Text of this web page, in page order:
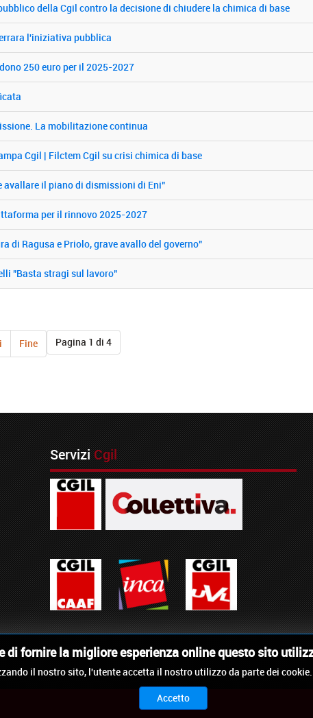
della Cgil contro la decisione di chiudere la chimica di base
l'iniziativa pubblica
250 euro per il 2025-2027
La mobilitazione continua
Cgil | Filctem Cgil su crisi chimica di base
avallare il piano di dismissioni di Eni"
per il rinnovo 2025-2027
di Ragusa e Priolo, grave avallo del governo"
"Basta stragi sul lavoro"
Pagina 1 di 4
Fine
di fornire la migliore esperienza online questo sito
il nostro sito, l'utente accetta il nostro utilizzo da parte dei cookie.
Accetto
ServiziCgil